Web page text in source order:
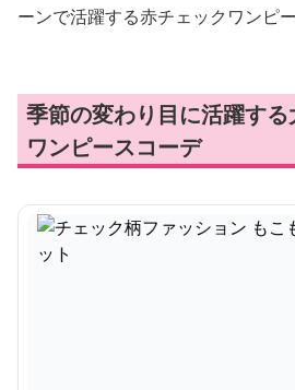
ーンで活躍する赤チェックワンピー
季節の変わり目に活躍す
ワンピースコーデ